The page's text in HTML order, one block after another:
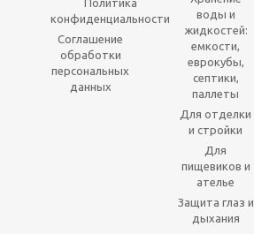
Политика
конфиденциальности
Соглашение
обработки
персональных
данных
воды и
жидкостей:
емкости,
еврокубы,
септики,
паллеты
Для отделки
и стройки
Для
пищевиков и
ателье
Защита глаз и
дыхания